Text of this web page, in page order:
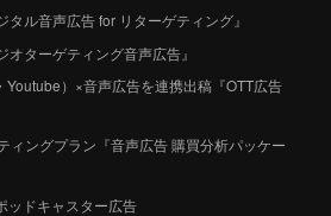
ル音声広告 for リターゲティング』
ターゲティング音声広告』
Youtube）×音声広告を連携出稿『OTT広告
ィングプラン『音声広告 購買分析パッケー
ッドキャスター広告